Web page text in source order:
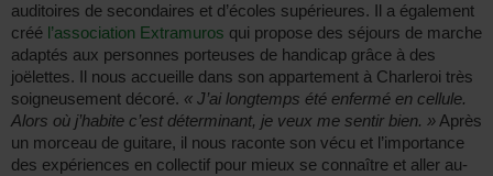
auditoires de secondaires et d’écoles supérieures. Il a également
créé l’association Extramuros qui propose des séjours de marche
adaptés aux personnes porteuses de handicap grâce à des
joëlettes. Il nous accueille dans son appartement à Charleroi très
soigneusement décoré. « J’ai longtemps été enfermé en cellule.
Alors où j’habite c’est déterminant, je veux me sentir bien. »Après
un morceau de guitare, il nous raconte son vécu et l’importance
des expériences en collectif pour mieux se connaître et aller au-